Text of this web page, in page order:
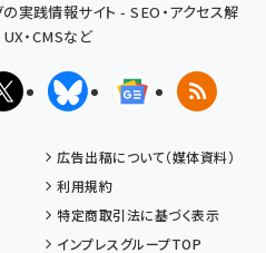
実践情報サイト - SEO・アクセス解
UX・CMSなど
X(エックス)BlueskyGoogleニュ
RSS
広告出稿について（媒体資料）
利用規約
特定商取引法に基づく表示
インプレスグループTOP